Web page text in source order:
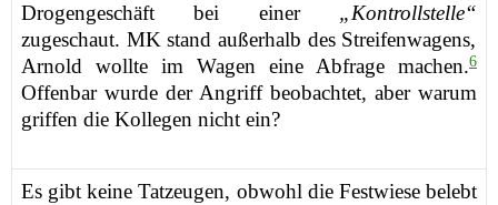
Drogengeschäft bei einer „Kontrollstelle“
zugeschaut. MKstand außerhalb des Streifenwagens,
Arnold wollte im Wagen eine Abfrage machen.6
Offenbar wurde der Angriff beobachtet, aber warum
griffen die Kollegen nicht ein?
Es gibt keineTatzeugen, obwohl die Festwiese belebt